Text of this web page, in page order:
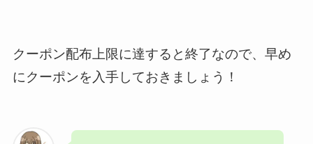
クーポン配布上限に達すると終了なので、早め
にクーポンを入手しておきましょう！